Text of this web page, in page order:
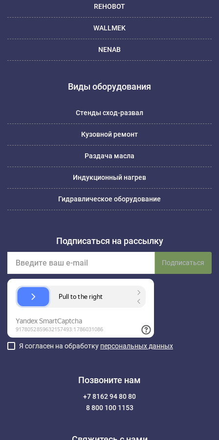
REHOBOT
WALLMEK
NENAB
Виды оборудования
Стенды сход-развал
Кузовной ремонт
Раздача масла
Индукционный нагрев
Гидравлическое оборудование
Подписаться на рассылку
Подписаться
Я согласен на обработку персональных данных
Позвоните нам
+7 8162 94 80 80
8 800 100 1153